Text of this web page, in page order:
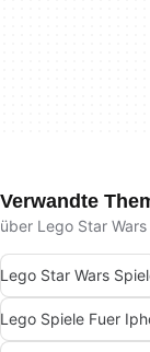
Verwandte
über Lego Star Wars
Lego Star Wars
Lego Spiele Fuer